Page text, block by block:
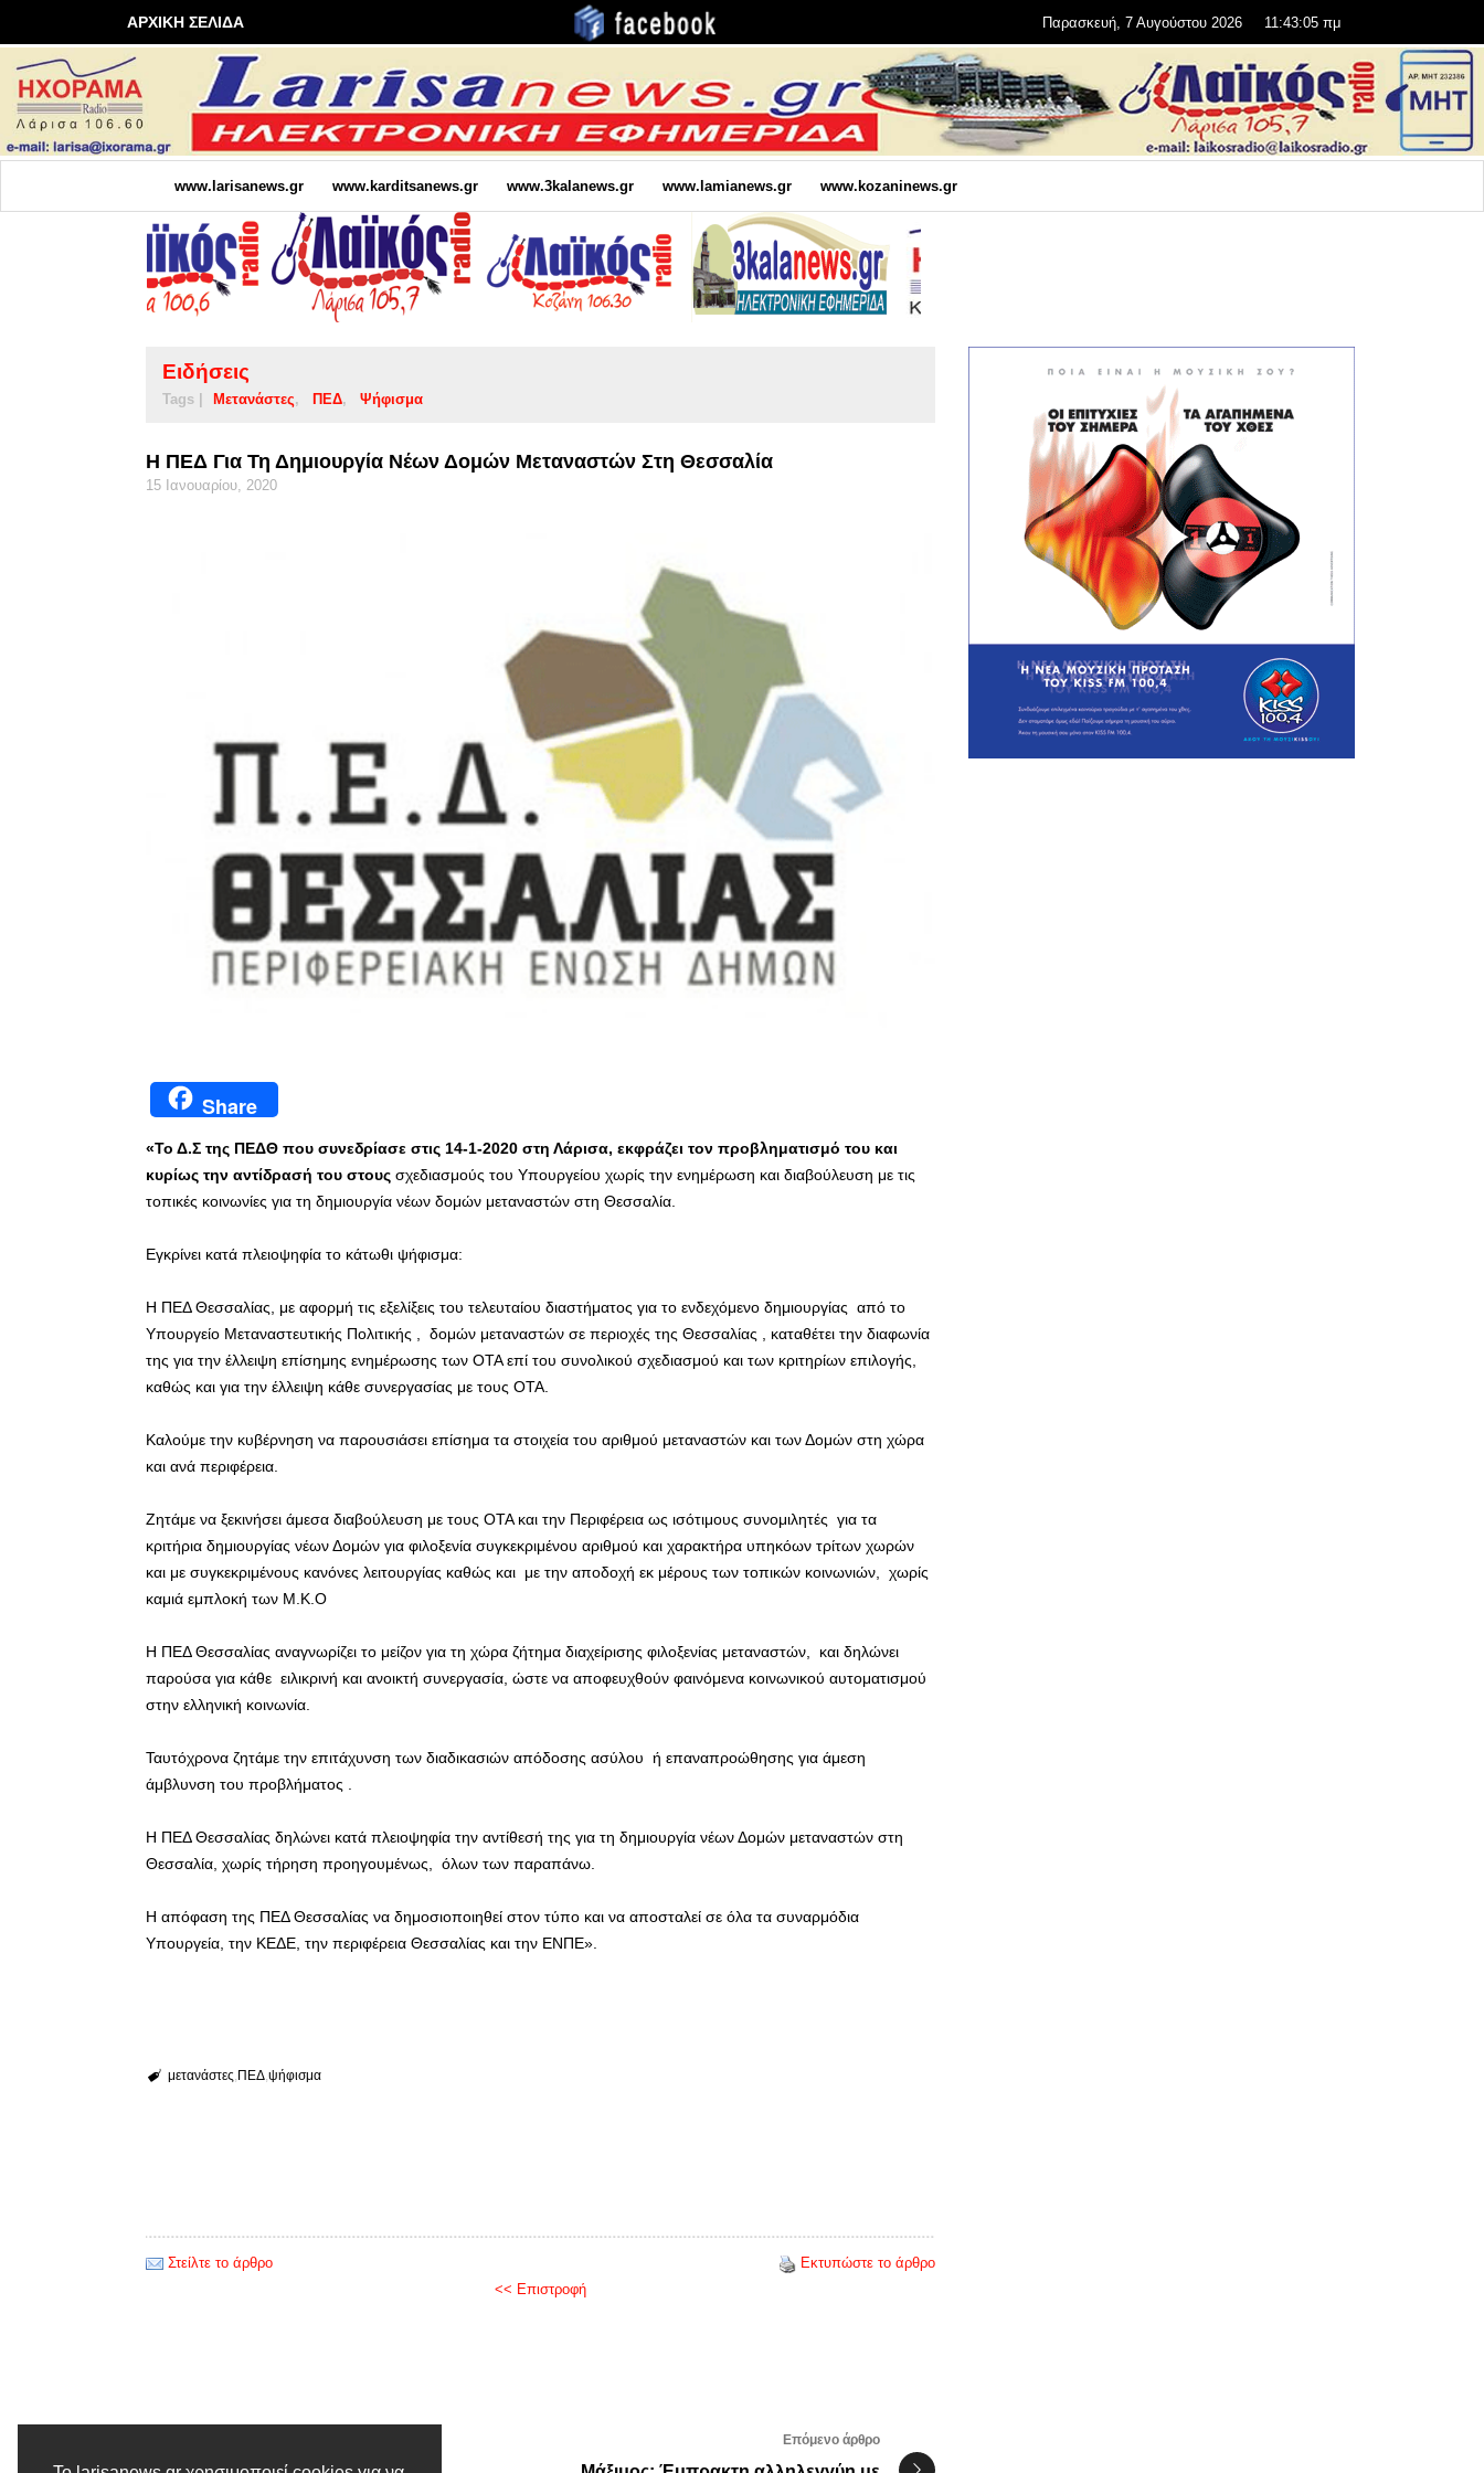
ΑΡΧΙΚΗ ΣΕΛΙΔΑ Παρασκευή, 7 Αυγούστου 2026 11:43:05 πμ
www.larisanews.gr www.karditsanews.gr www.3kalanews.gr www.lamianews.gr www.kozaninews.gr
Ειδήσεις
Tags | Μετανάστες ΠΕΔ Ψήφισμα
Η ΠΕΔ Για Τη Δημιουργία Νέων Δομών Μεταναστών Στη Θεσσαλία
15 Ιανουαρίου, 2020
Share
«Το Δ.Σ της ΠΕΔΘ που συνεδρίασε στις 14-1-2020 στη Λάρισα, εκφράζει τον προβληματισμό του και
κυρίως την αντίδρασή του στους σχεδιασμούς του Υπουργείου χωρίς την ενημέρωση και διαβούλευση με τις
τοπικές κοινωνίες για τη δημιουργία νέων δομών μεταναστών στη Θεσσαλία.
Εγκρίνει κατά πλειοψηφία το κάτωθι ψήφισμα:
Η ΠΕΔ Θεσσαλίας, με αφορμή τις εξελίξεις του τελευταίου διαστήματος για το ενδεχόμενο δημιουργίας από το
Υπουργείο Μεταναστευτικής Πολιτικής , δομών μεταναστών σε περιοχές της Θεσσαλίας , καταθέτει την διαφωνία
της για την έλλειψη επίσημης ενημέρωσης των ΟΤΑ επί του συνολικού σχεδιασμού και των κριτηρίων επιλογής,
καθώς και για την έλλειψη κάθε συνεργασίας με τους ΟΤΑ.
Καλούμε την κυβέρνηση να παρουσιάσει επίσημα τα στοιχεία του αριθμού μεταναστών και των Δομών στη χώρα
και ανά περιφέρεια.
Ζητάμε να ξεκινήσει άμεσα διαβούλευση με τους ΟΤΑ και την Περιφέρεια ως ισότιμους συνομιλητές για τα
κριτήρια δημιουργίας νέων Δομών για φιλοξενία συγκεκριμένου αριθμού και χαρακτήρα υπηκόων τρίτων χωρών
και με συγκεκριμένους κανόνες λειτουργίας καθώς και με την αποδοχή εκ μέρους των τοπικών κοινωνιών, χωρίς
καμιά εμπλοκή των Μ.Κ.Ο
Η ΠΕΔ Θεσσαλίας αναγνωρίζει το μείζον για τη χώρα ζήτημα διαχείρισης φιλοξενίας μεταναστών, και δηλώνει
παρούσα για κάθε ειλικρινή και ανοικτή συνεργασία, ώστε να αποφευχθούν φαινόμενα κοινωνικού αυτοματισμού
στην ελληνική κοινωνία.
Ταυτόχρονα ζητάμε την επιτάχυνση των διαδικασιών απόδοσης ασύλου ή επαναπροώθησης για άμεση
άμβλυνση του προβλήματος .
Η ΠΕΔ Θεσσαλίας δηλώνει κατά πλειοψηφία την αντίθεσή της για τη δημιουργία νέων Δομών μεταναστών στη
Θεσσαλία, χωρίς τήρηση προηγουμένως, όλων των παραπάνω.
Η απόφαση της ΠΕΔ Θεσσαλίας να δημοσιοποιηθεί στον τύπο και να αποσταλεί σε όλα τα συναρμόδια
Υπουργεία, την ΚΕΔΕ, την περιφέρεια Θεσσαλίας και την ΕΝΠΕ».
μετανάστες ΠΕΔ ψήφισμα
Στείλτε το άρθρο
Εκτυπώστε το άρθρο
<< Επιστροφή
Επόμενο άρθρο